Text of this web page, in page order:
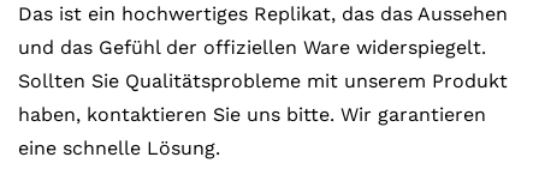
Das ist ein hochwertiges Replikat, das das Aussehen
und das Gefühl der offiziellen Ware widerspiegelt.
Sollten Sie Qualitätsprobleme mit unserem Produkt
haben, kontaktieren Sie uns bitte. Wir garantieren
eine schnelle Lösung.